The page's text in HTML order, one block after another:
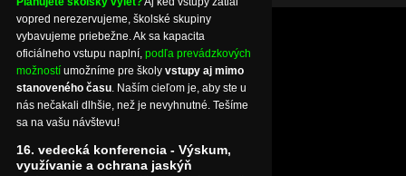
vopred nerezervujeme, školské skupiny
vybavujeme priebežne. Ak sa kapacita
oficiálneho vstupu naplní, podľa prevádzkových
možností umožníme pre školy vstupy aj mimo
stanoveného času. Naším cieľom je, aby ste u
nás nečakali dlhšie, než je nevyhnutné. Tešíme
sa na vašu návštevu!
16. vedecká konferencia - Výskum,
využívanie a ochrana jaskýň